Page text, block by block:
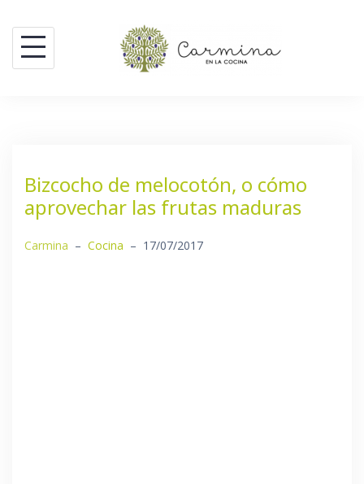
contenido
Bizcocho de melocotón, o cómo
aprovechar las frutas maduras
Carmina – Cocina – 17/07/2017